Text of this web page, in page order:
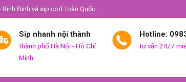
Bình Định và sip cod Toàn Quốc
Sip nhanh nội thành
thành phố Hà Nội - Hồ Chí
Minh
Hotline:
tư vấn 24/7